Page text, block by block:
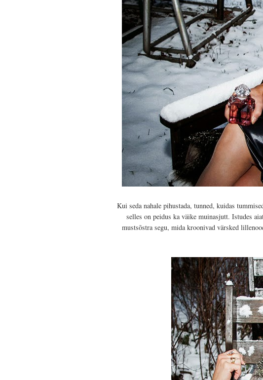
Kui seda nahale pihustada, tunned, kuidas
selles on peidus ka väike muinasjutt. Istudes
mustsõstra segu, mida kroonivad värsked